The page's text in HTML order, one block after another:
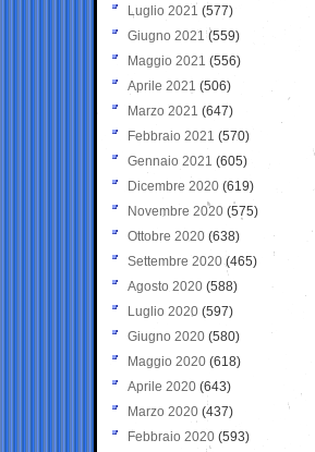
Luglio 2021 (577)
Giugno 2021(559)
Maggio 2021 (556)
Aprile 2021 (506)
Marzo 2021 (647)
Febbraio 2021 (570)
Gennaio 2021 (605)
Dicembre 2020 (619)
Novembre 2020 (575)
Ottobre 2020 (638)
Settembre 2020(465)
Agosto 2020 (588)
Luglio 2020 (597)
Giugno 2020 (580)
Maggio 2020 (618)
Aprile 2020 (643)
Marzo 2020 (437)
Febbraio 2020 (593)